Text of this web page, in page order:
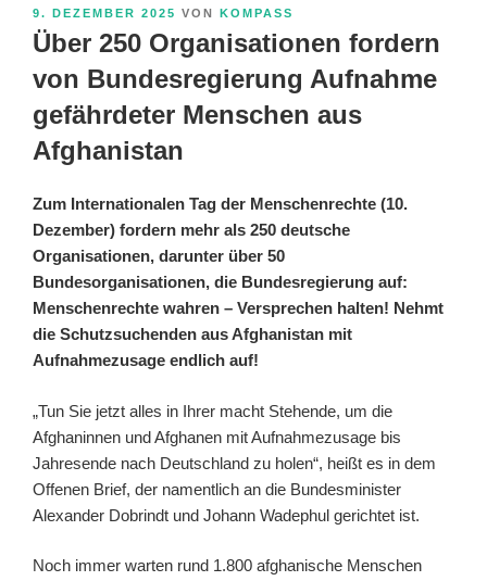
VERÖFFENTLICHT
AM
9. DEZEMBER 2025 VON KOMPASS
Über 250 Organisationen fordern
von Bundesregierung Aufnahme
gefährdeter Menschen aus
Afghanistan
Zum Internationalen Tag der Menschenrechte (10.
Dezember) fordern mehr als 250 deutsche
Organisationen, darunter über 50
Bundesorganisationen, die Bundesregierung auf:
Menschenrechte wahren – Versprechen halten! Nehmt
die Schutzsuchenden aus Afghanistan mit
Aufnahmezusage endlich auf!
„Tun Sie jetzt alles in Ihrer macht Stehende, um die
Afghaninnen und Afghanen mit Aufnahmezusage bis
Jahresende nach Deutschland zu holen“, heißt es in dem
Offenen Brief, der namentlich an die Bundesminister
Alexander Dobrindt und Johann Wadephul gerichtet ist.
Noch immer warten rund 1.800 afghanische Menschen